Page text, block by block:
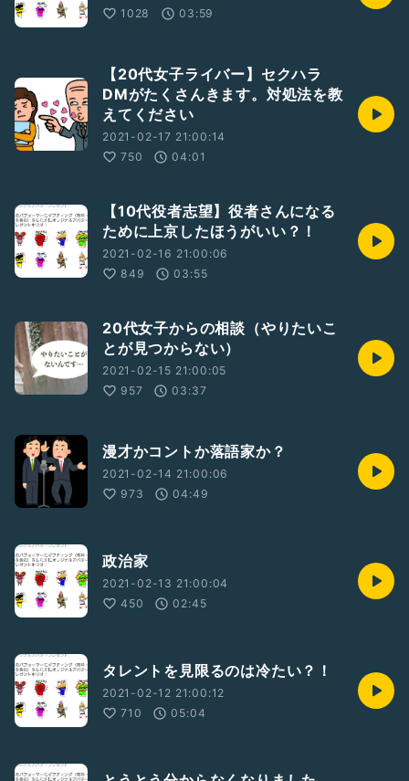
1028
03:59
【20代女子ライバー】セクハラ
DMがたくさんきます。対処法を教
えてください
2021-02-17 21:00:14
750
04:01
【10代役者志望】役者さんになる
ために上京したほうがいい？！
2021-02-16 21:00:06
849
03:55
20代女子からの相談（やりたいこ
とが見つからない）
2021-02-15 21:00:05
957
03:37
漫才かコントか落語家か？
2021-02-14 21:00:06
973
04:49
政治家
2021-02-13 21:00:04
450
02:45
タレントを見限るのは冷たい？！
2021-02-12 21:00:12
710
05:04